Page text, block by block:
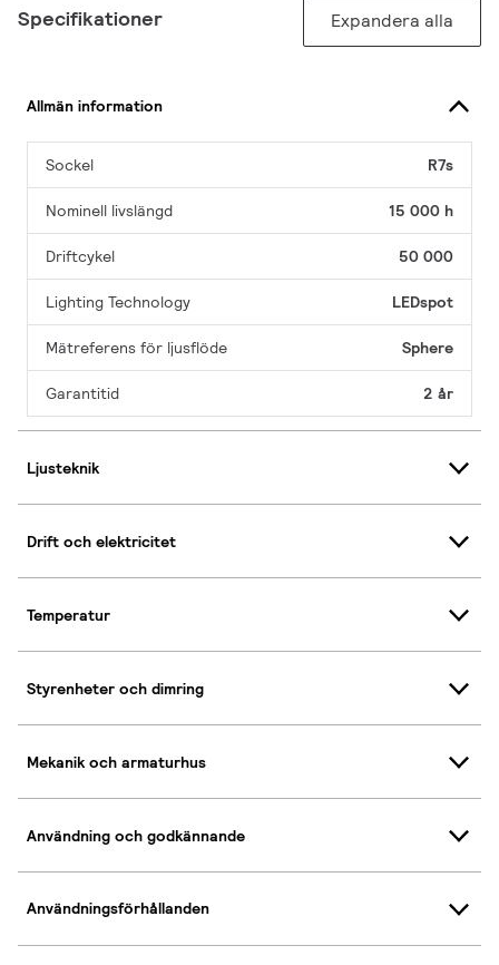
Specifikationer Expandera alla
Allmän information
Sockel R7s
Nominell livslängd 15 000 h
Driftcykel 50 000
Lighting Technology LEDspot
Mätreferens för ljusflöde Sphere
Garantitid 2 år
Ljusteknik
Drift och elektricitet
Temperatur
Styrenheter och dimring
Mekanik och armaturhus
Användning och godkännande
Användningsförhållanden